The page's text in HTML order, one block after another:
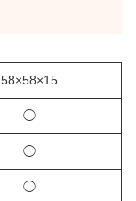
58×58×15
◯
◯
◯